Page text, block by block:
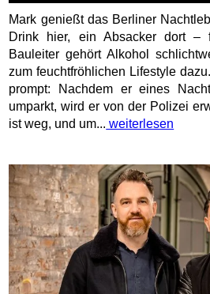
Mark genießt das Berliner
Drink hier, ein Absacker dort –
Bauleiter gehört Alkohol
zum feuchtfröhlichen Lifestyle
prompt: Nachdem er eines
umparkt, wird er von der Polizei
ist weg, und um... weiterlesen